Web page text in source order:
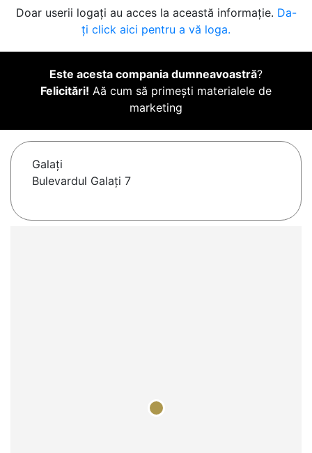
Doar userii logați au acces la această informație. Da-
ți click aici pentru a vă loga.
Este acesta compania dumneavoastră?
Felicitări! Aă cum să primești materialele de
marketing
Galaţi
Bulevardul Galați 7